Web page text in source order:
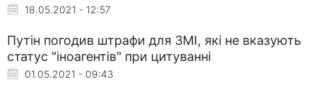
18.05.2021 - 12:57
Путін погодив штрафи для ЗМІ, які не вказують
статус "іноагентів" при цитуванні
01.05.2021 - 09:43